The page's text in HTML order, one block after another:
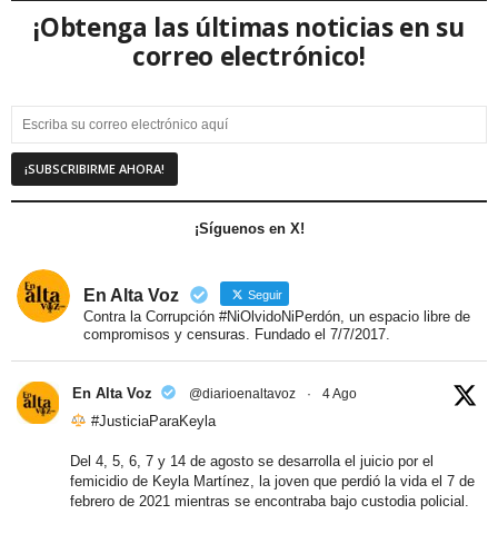
¡Obtenga las últimas noticias en su
correo electrónico!
¡Síguenos en X!
En Alta Voz Seguir
Contra la Corrupción #NiOlvidoNiPerdón, un espacio libre de
compromisos y censuras. Fundado el 7/7/2017.
En Alta Voz @diarioenaltavoz · 4 Ago
#JusticiaParaKeyla
Del 4, 5, 6, 7 y 14 de agosto se desarrolla el juicio por el
femicidio de Keyla Martínez, la joven que perdió la vida el 7 de
febrero de 2021 mientras se encontraba bajo custodia policial.